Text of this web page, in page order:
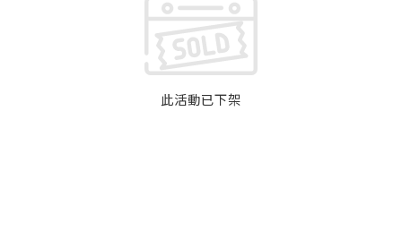
此活動已下架